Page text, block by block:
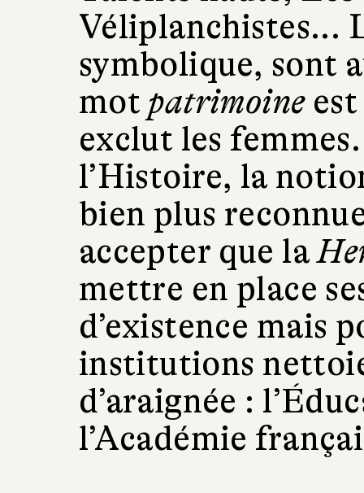
Véliplanchistes...
symbolique, sont
mot patrimoineest
exclut les
l’Histoire, la
bien plus
accepter que la
mettre en place
d’existence mais
institutions
d’araignée :
l’Académie